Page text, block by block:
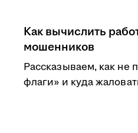
Как вычислить
мошенников
Рассказываем, как не
флаги» и куда